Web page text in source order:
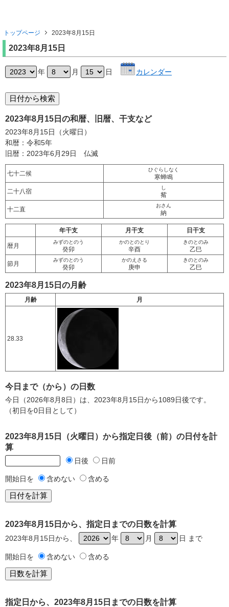
トップページ 2023年8月15日
2023年8月15日
年 月 日 カレンダー
2023年8月15日の和暦、旧暦、干支など
2023年8月15日（火曜日）
和暦：令和5年
旧暦：2023年6月29日 仏滅
七十二候
ひぐらしなく
寒蝉鳴
二十八宿
し
觜
十二直
おさん
納
年干支 月干支 日干支
暦月
みずのとのう
癸卯
かのとのとり
辛酉
きのとのみ
乙巳
節月
みずのとのう
癸卯
かのえさる
庚申
きのとのみ
乙巳
2023年8月15日の月齢
月齢 月
28.33
今日まで（から）の日数
今日（2026年8月8日）は、2023年8月15日から1089日後です。
（初日を0日目として）
2023年8月15日（火曜日）から指定日後（前）の日付を計
算
日後 日前
開始日を 含めない 含める
2023年8月15日から、指定日までの日数を計算
2023年8月15日から、 年 月 日 まで
開始日を 含めない 含める
指定日から、2023年8月15日までの日数を計算